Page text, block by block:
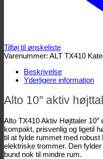
Tilføj til ønskeliste
Varenummer: ALT TX410
Beskrivelse
Yderligere information
Alto 10″ aktiv
Alto TX410 Aktiv Højttaler 10″
kompakt, prisvenlig og ligetil
til at fylde rummet med
elektriske trommer. Den
bund nok til mindre rum.